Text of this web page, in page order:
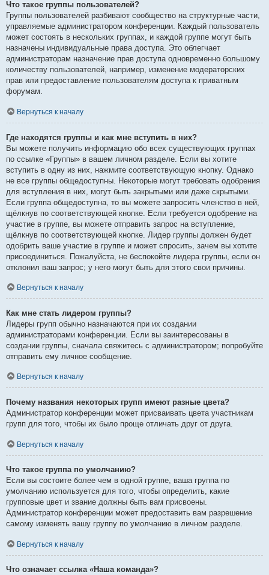
Что такое группы пользователей?
Группы пользователей разбивают сообщество на структурные части,
управляемые администратором конференции. Каждый пользователь
может состоять в нескольких группах, и каждой группе могут быть
назначены индивидуальные права доступа. Это облегчает
администраторам назначение прав доступа одновременно большому
количеству пользователей, например, изменение модераторских
прав или предоставление пользователям доступа к приватным
форумам.
Вернуться к началу
Где находятся группы и как мне вступить в них?
Вы можете получить информацию обо всех существующих группах
по ссылке «Группы» в вашем личном разделе. Если вы хотите
вступить в одну из них, нажмите соответствующую кнопку. Однако
не все группы общедоступны. Некоторые могут требовать одобрения
для вступления в них, могут быть закрытыми или даже скрытыми.
Если группа общедоступна, то вы можете запросить членство в ней,
щёлкнув по соответствующей кнопке. Если требуется одобрение на
участие в группе, вы можете отправить запрос на вступление,
щёлкнув по соответствующей кнопке. Лидер группы должен будет
одобрить ваше участие в группе и может спросить, зачем вы хотите
присоединиться. Пожалуйста, не беспокойте лидера группы, если он
отклонил ваш запрос; у него могут быть для этого свои причины.
Вернуться к началу
Как мне стать лидером группы?
Лидеры групп обычно назначаются при их создании
администраторами конференции. Если вы заинтересованы в
создании группы, сначала свяжитесь с администратором; попробуйте
отправить ему личное сообщение.
Вернуться к началу
Почему названия некоторых групп имеют разные цвета?
Администратор конференции может присваивать цвета участникам
групп для того, чтобы их было проще отличать друг от друга.
Вернуться к началу
Что такое группа по умолчанию?
Если вы состоите более чем в одной группе, ваша группа по
умолчанию используется для того, чтобы определить, какие
групповые цвет и звание должны быть вам присвоены.
Администратор конференции может предоставить вам разрешение
самому изменять вашу группу по умолчанию в личном разделе.
Вернуться к началу
Что означает ссылка «Наша команда»?